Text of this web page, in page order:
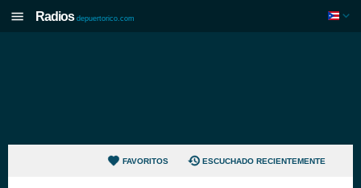
Radios depuertorico.com
FAVORITOS ESCUCHADO RECIENTEMENTE